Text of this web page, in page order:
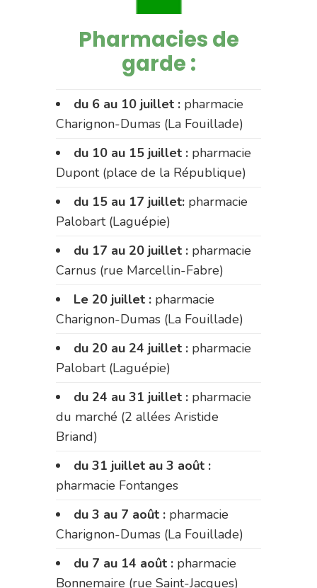
Pharmacies de
garde :
du 6 au 10 juillet : pharmacie
Charignon-Dumas (La Fouillade)
du 10 au 15 juillet : pharmacie
Dupont (place de la République)
du 15 au 17 juillet: pharmacie
Palobart (Laguépie)
du 17 au 20 juillet : pharmacie
Carnus (rue Marcellin-Fabre)
Le 20 juillet : pharmacie
Charignon-Dumas (La Fouillade)
du 20 au 24 juillet : pharmacie
Palobart (Laguépie)
du 24 au 31 juillet : pharmacie
du marché (2 allées Aristide
Briand)
du 31 juillet au 3 août :
pharmacie Fontanges
du 3 au 7 août : pharmacie
Charignon-Dumas (La Fouillade)
du 7 au 14 août : pharmacie
Bonnemaire (rue Saint-Jacques)